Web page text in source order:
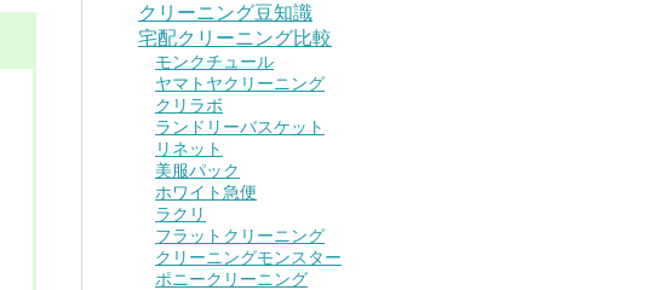
クリーニング豆知識
宅配クリーニング比較
モンクチュール
ヤマトヤクリーニング
クリラボ
ランドリーバスケット
リネット
美服パック
ホワイト急便
ラクリ
フラットクリーニング
クリーニングモンスター
ポニークリーニング